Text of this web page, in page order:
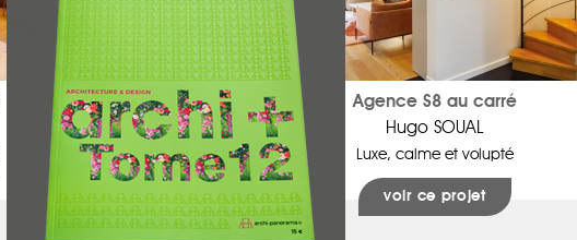
Agence S8 au carré
Hugo SOUAL
Luxe, calme et volupté
voir ce projet